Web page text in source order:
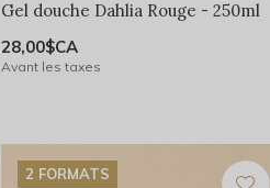
Gel douche Dahlia Rouge - 250ml
28,00$CA
Avant les taxes
2 FORMATS